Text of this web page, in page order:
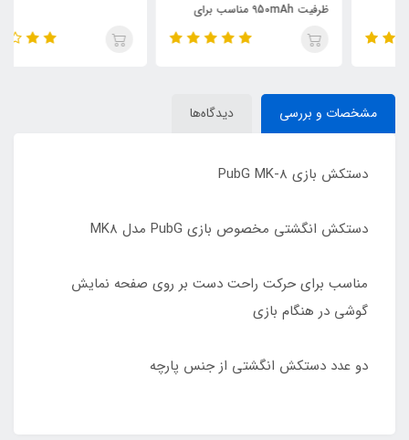
ظرفیت 950mAh مناسب برای
گوشی موبایل نوکیا
مشخصات و بررسی دیدگاه‌ها
دستکش بازی PubG MK-8
دستکش انگشتی مخصوص بازی PubG مدل MK8
مناسب برای حرکت راحت دست بر روی صفحه نمایش
گوشی در هنگام بازی
دو عدد دستکش انگشتی از جنس پارچه